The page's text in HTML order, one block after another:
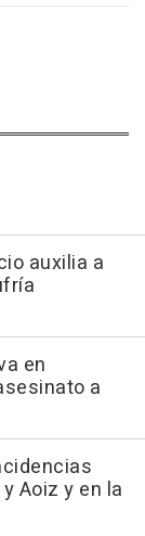
auxilia a
en
a
Aoiz y en la